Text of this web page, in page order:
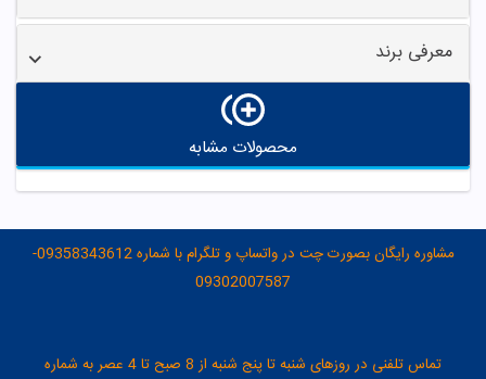
معرفی برند
محصولات مشابه
مشاوره رایگان بصورت چت در واتساپ و تلگرام با شماره 09358343612-
09302007587
تماس تلفنی در روزهای شنبه تا پنج شنبه از 8 صبح تا 4 عصر به شماره